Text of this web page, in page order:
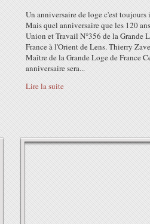
Un anniversaire de loge c'est toujours
Mais quel anniversaire que les 120
Union et Travail N°356 de la Grande
France à l'Orient de Lens. Thierry
Maître de la Grande Loge de France
anniversaire sera...
Lire la suite